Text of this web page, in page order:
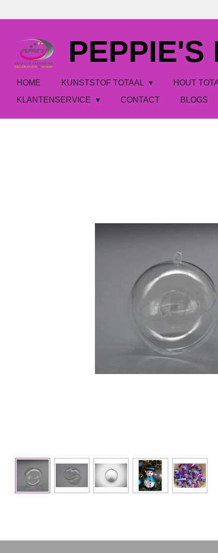
direct
hoofdinhoud
PEPPIE'S
HOME KUNSTSTOF TOTAAL HOUT
KLANTENSERVICE
CONTACT BLOGS